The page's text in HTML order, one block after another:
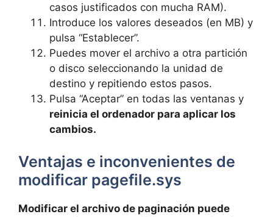
casos justificados con mucha RAM).
Introduce los valores deseados (en MB) y
pulsa “Establecer”.
Puedes mover el archivo a otra partición
o disco seleccionando la unidad de
destino y repitiendo estos pasos.
Pulsa “Aceptar” en todas las ventanas y
reinicia el ordenador para aplicar los
cambios.
Ventajas e inconvenientes de
modificar pagefile.sys
Modificar el archivo de paginación puede